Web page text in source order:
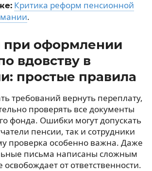
Критика реформ пенсионной
.
оформлении
вдовству в
простые правила
требований вернуть переплату,
проверять все документы
фонда. Ошибки могут допускать
пенсии, так и сотрудники
проверка особенно важна. Даже
письма написаны сложным
освобождает от ответственности.